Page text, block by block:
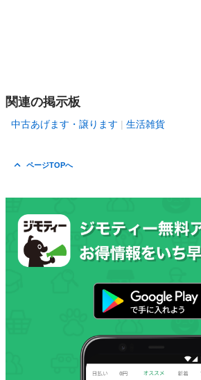
関連の掲示板
中古あげます・譲ります 生活雑貨
ページTOPへ